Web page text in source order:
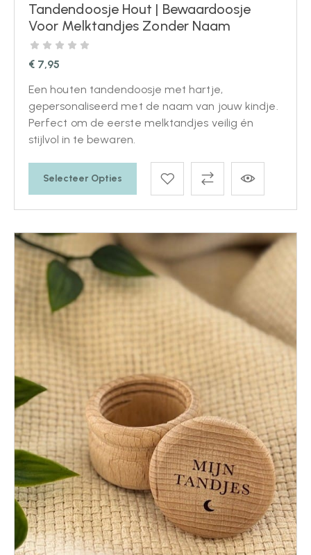
Tandendoosje Hout | Bewaardoosje
Voor Melktandjes Zonder Naam
€ 7,95
Een houten tandendoosje met hartje,
gepersonaliseerd met de naam van jouw kindje.
Perfect om de eerste melktandjes veilig én
stijlvol in te bewaren.
Selecteer Opties